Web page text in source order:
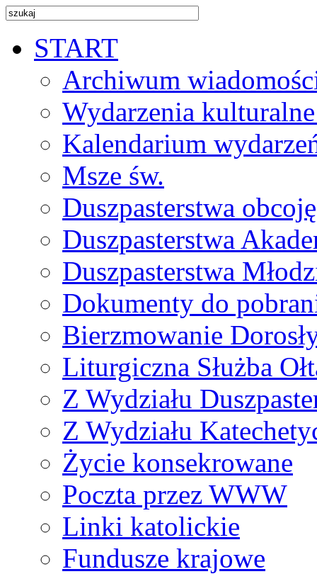
START
Archiwum
Wydarzenia
Kalendarium
Msze św.
Duszpasterstwa
Duszpasterstwa
Duszpasterstwa
Dokumenty do
Bierzmowanie
Liturgiczna Służba
Z Wydziału
Z Wydziału
Życie konsekrowane
Poczta przez WWW
Linki katolickie
Fundusze krajowe